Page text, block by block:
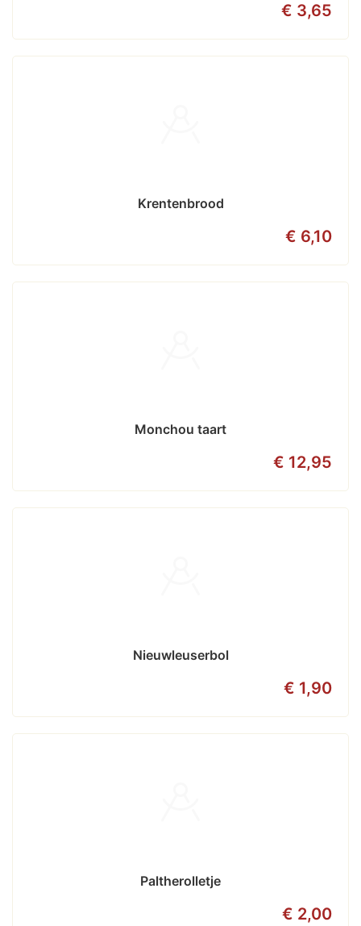
€ 3,65
Krentenbrood
€ 6,10
Monchou taart
€ 12,95
Nieuwleuserbol
€ 1,90
Paltherolletje
€ 2,00